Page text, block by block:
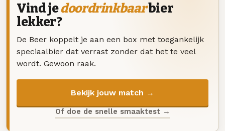
Vind jedoordrinkbaarbier
lekker?
De Beer koppelt je aan een box met toegankelijk
speciaalbier dat verrast zonder dat het te veel
wordt. Gewoon raak.
Bekijk jouw match →
Of doe de snelle smaaktest →